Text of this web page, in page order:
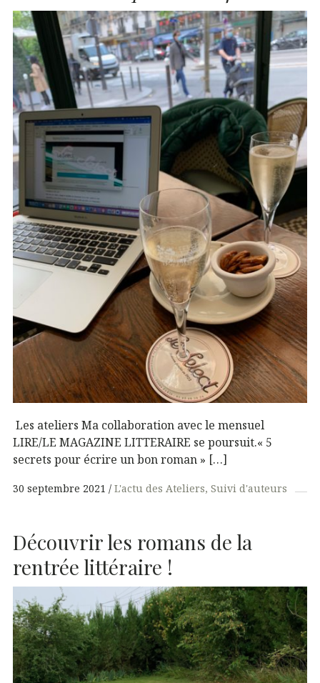
Les ateliers Ma collaboration avec le mensuel
LIRE/LE MAGAZINE LITTERAIRE se poursuit.« 5
secrets pour écrire un bon roman » […]
30 septembre 2021 L'actu des Ateliers Suivi d'auteurs
Découvrir les romans de la
rentrée littéraire !